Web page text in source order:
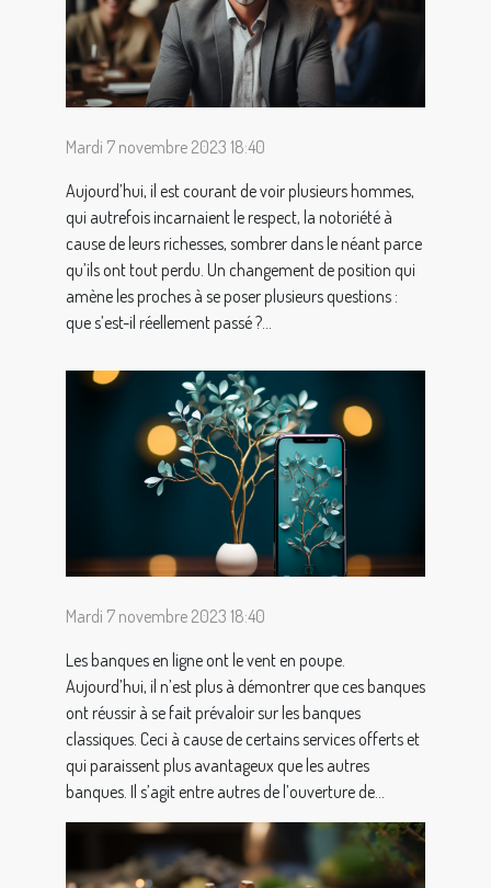
Mardi 7 novembre 2023 18:40
Aujourd’hui, il est courant de voir plusieurs hommes,
qui autrefois incarnaient le respect, la notoriété à
cause de leurs richesses, sombrer dans le néant parce
qu’ils ont tout perdu. Un changement de position qui
amène les proches à se poser plusieurs questions :
que s’est-il réellement passé ?...
Mardi 7 novembre 2023 18:40
Les banques en ligne ont le vent en poupe.
Aujourd’hui, il n’est plus à démontrer que ces banques
ont réussir à se fait prévaloir sur les banques
classiques. Ceci à cause de certains services offerts et
qui paraissent plus avantageux que les autres
banques. Il s’agit entre autres de l’ouverture de...